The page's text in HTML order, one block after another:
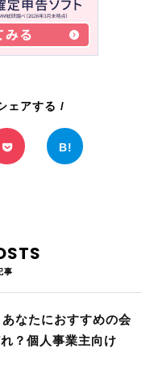
ェアする /
事
あなたにおすすめの会
？個人事業主向け